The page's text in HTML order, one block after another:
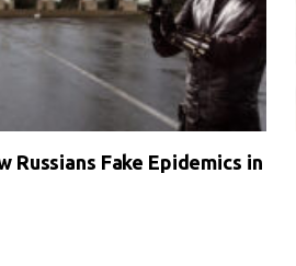
Russians Fake Epidemics in